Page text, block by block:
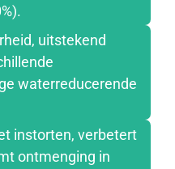
uitstekend
waterreducerende
instorten, verbetert
ontmenging in